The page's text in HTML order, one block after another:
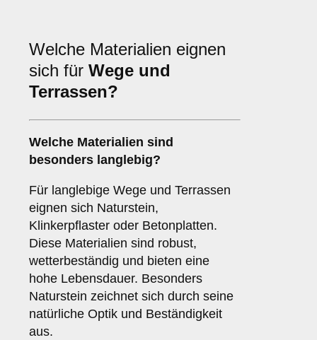
Welche Materialien eignen
sich für Wege und
Terrassen?
Welche Materialien sind
besonders langlebig?
Für langlebige Wege und Terrassen
eignen sich Naturstein,
Klinkerpflaster oder Betonplatten.
Diese Materialien sind robust,
wetterbeständig und bieten eine
hohe Lebensdauer. Besonders
Naturstein zeichnet sich durch seine
natürliche Optik und Beständigkeit
aus.